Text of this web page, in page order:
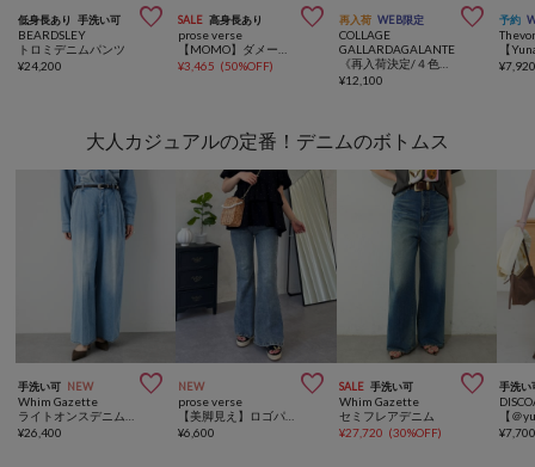
低身長あり 手洗い可 
BEARDSLEY
トロミデニムパンツ
¥24,200
SALE 高身長あり 
prose verse
¥3,465 (50%OFF)
再入荷 WEB限定 
COLLAGE
GALLARDAGALANTE
¥12,100
予約
¥
大人カジュアルの定番！デニムのボトムス
手洗い可 NEW 
Whim Gazette
¥26,400
NEW 
prose verse
¥6,600
SALE 手洗い可 
Whim Gazette
セミフレアデニム
¥27,720 (30%OFF)
手洗い
¥